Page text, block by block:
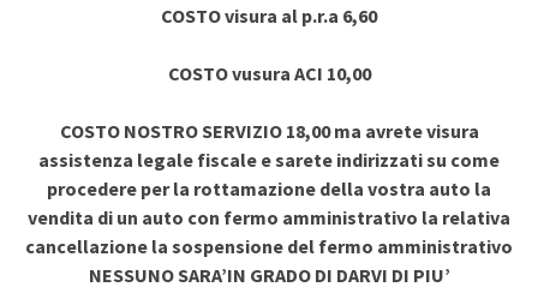
COSTO visura al p.r.a 6,60
COSTO vusura ACI 10,00
COSTO NOSTRO SERVIZIO 18,00 ma avrete visura
assistenza legale fiscale e sarete indirizzati su come
procedere per la rottamazione della vostra auto la
vendita di un auto con fermo amministrativo la relativa
cancellazione la sospensione del fermo amministrativo
NESSUNO SARA’IN GRADO DI DARVI DI PIU’